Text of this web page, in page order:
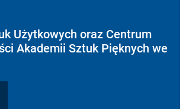
Użytkowych oraz Centrum
Akademii Sztuk Pięknych we